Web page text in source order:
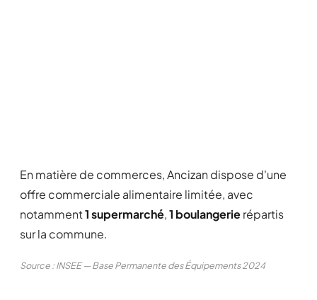
En matière de commerces, Ancizan dispose d'une
offre commerciale alimentaire limitée, avec
notamment1 supermarché,1 boulangerierépartis
sur la commune.
Source : INSEE — Base Permanente des Équipements 2024